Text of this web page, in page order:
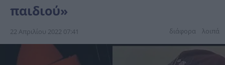
παιδιού»
22 Απριλίου 2022 07:41 διάφορα λοιπά